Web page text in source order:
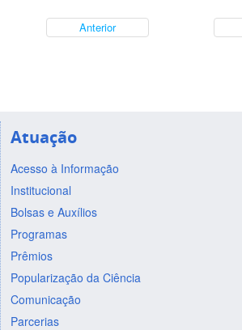
Anterior
Atuação
Acesso à Informação
Institucional
Bolsas e Auxílios
Programas
Prêmios
Popularização da Ciência
Comunicação
Parcerias